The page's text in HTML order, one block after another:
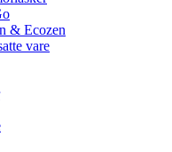
& Ecozen
vare